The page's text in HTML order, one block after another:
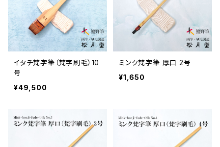
イタチ梵字筆（梵字刷毛）10
号
¥49,500
ミンク梵字筆 厚口 2号
¥1,650